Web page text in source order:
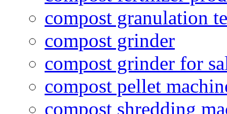
compost granulation
compost grinder
compost grinder for
compost pellet
compost shredding